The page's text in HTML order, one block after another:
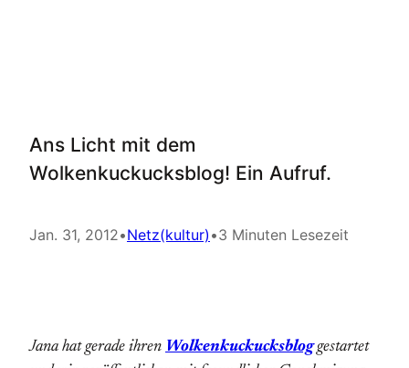
Ans Licht mit dem
Wolkenkuckucksblog! Ein Aufruf.
Jan. 31, 2012•Netz(kultur) •3 Minuten Lesezeit
Jana hat gerade ihren Wolkenkuckucksbloggestartet